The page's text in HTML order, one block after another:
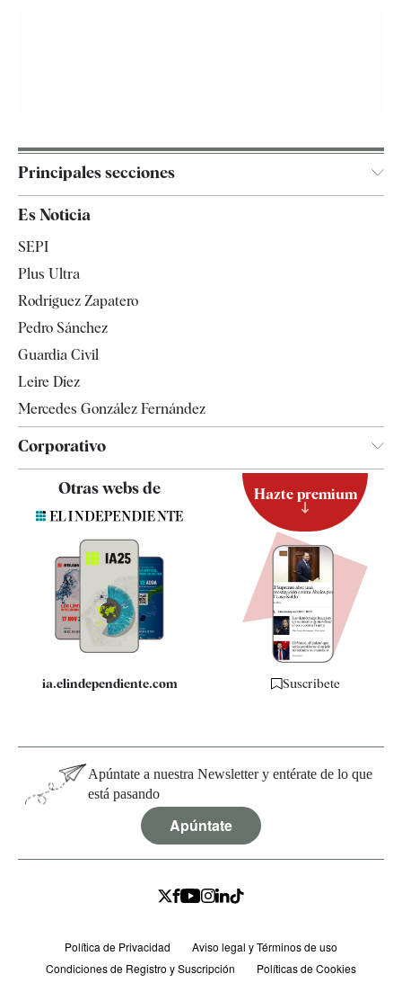
Principales secciones
España
Televisión
Es Noticia
SEPI
Plus Ultra
Rodríguez Zapatero
Pedro Sánchez
Guardia Civil
Leire Díez
Mercedes González Fernández
Corporativo
Contacto
Quiénes somos
Especificaciones
Otras webs de
ia.elindependiente.com
Hazte premium
Suscríbete
Apúntate a nuestra Newsletter y entérate de lo que
está pasando
Apúntate
Política de Privacidad
Aviso legal y Términos de uso
Condiciones de Registro y Suscripción
Políticas de Cookies